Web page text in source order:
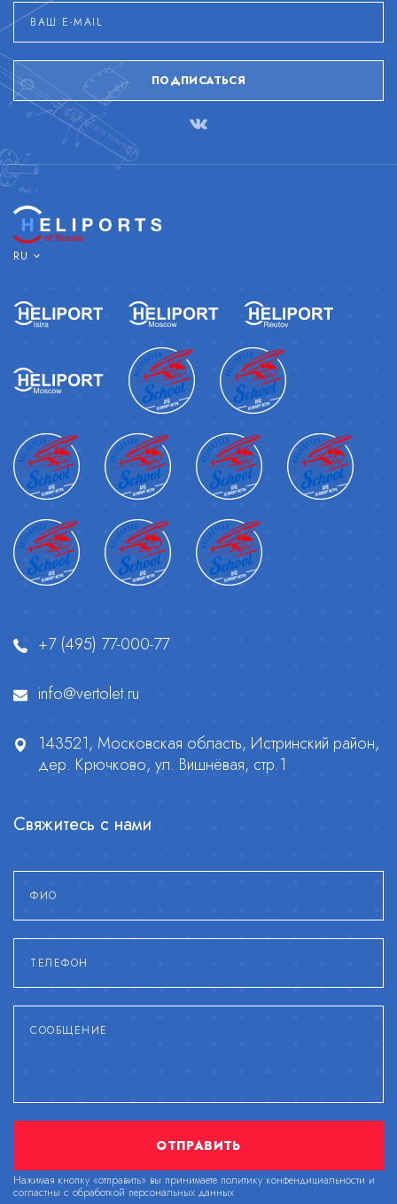
ПОДПИСАТЬСЯ
RU
+7 (495) 77-000-77
info@vertolet.ru
143521, Московская область, Истринский район,
дер. Крючково, ул. Вишнёвая, стр.1
Свяжитесь с нами
ОТПРАВИТЬ
Нажимая кнопку «отправить» вы принимаете политику конфендициальности и
согластны с обработкой персональных данных